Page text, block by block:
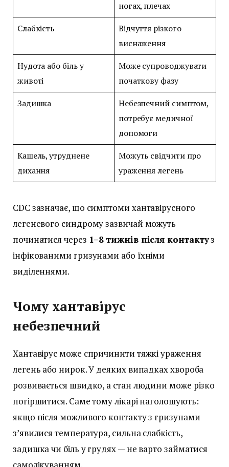
ногах, плечах
Слабкість
Відчуття різкого
виснаження
Нудота або біль у
животі
Може супроводжувати
початкову фазу
Задишка
Небезпечний симптом,
потребує медичної
допомоги
Кашель, утруднене
дихання
Можуть свідчити про
ураження легень
CDC зазначає, що симптоми хантавірусного
легеневого синдрому зазвичай можуть
починатися через 1–8 тижнів після контактуз
інфікованими гризунами або їхніми
виділеннями.
Чому хантавірус
небезпечний
Хантавірус може спричинити тяжкі ураження
легень або нирок. У деяких випадках хвороба
розвивається швидко, а стан людини може різко
погіршитися. Саме тому лікарі наголошують:
якщо після можливого контакту з гризунами
з’явилися температура, сильна слабкість,
задишка чи біль у грудях — не варто займатися